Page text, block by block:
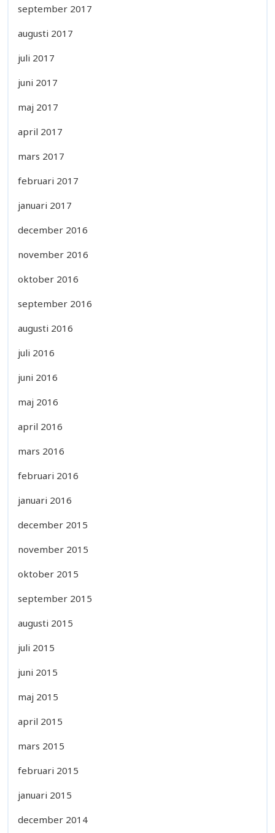
september 2017
augusti 2017
juli 2017
juni 2017
maj 2017
april 2017
mars 2017
februari 2017
januari 2017
december 2016
november 2016
oktober 2016
september 2016
augusti 2016
juli 2016
juni 2016
maj 2016
april 2016
mars 2016
februari 2016
januari 2016
december 2015
november 2015
oktober 2015
september 2015
augusti 2015
juli 2015
juni 2015
maj 2015
april 2015
mars 2015
februari 2015
januari 2015
december 2014